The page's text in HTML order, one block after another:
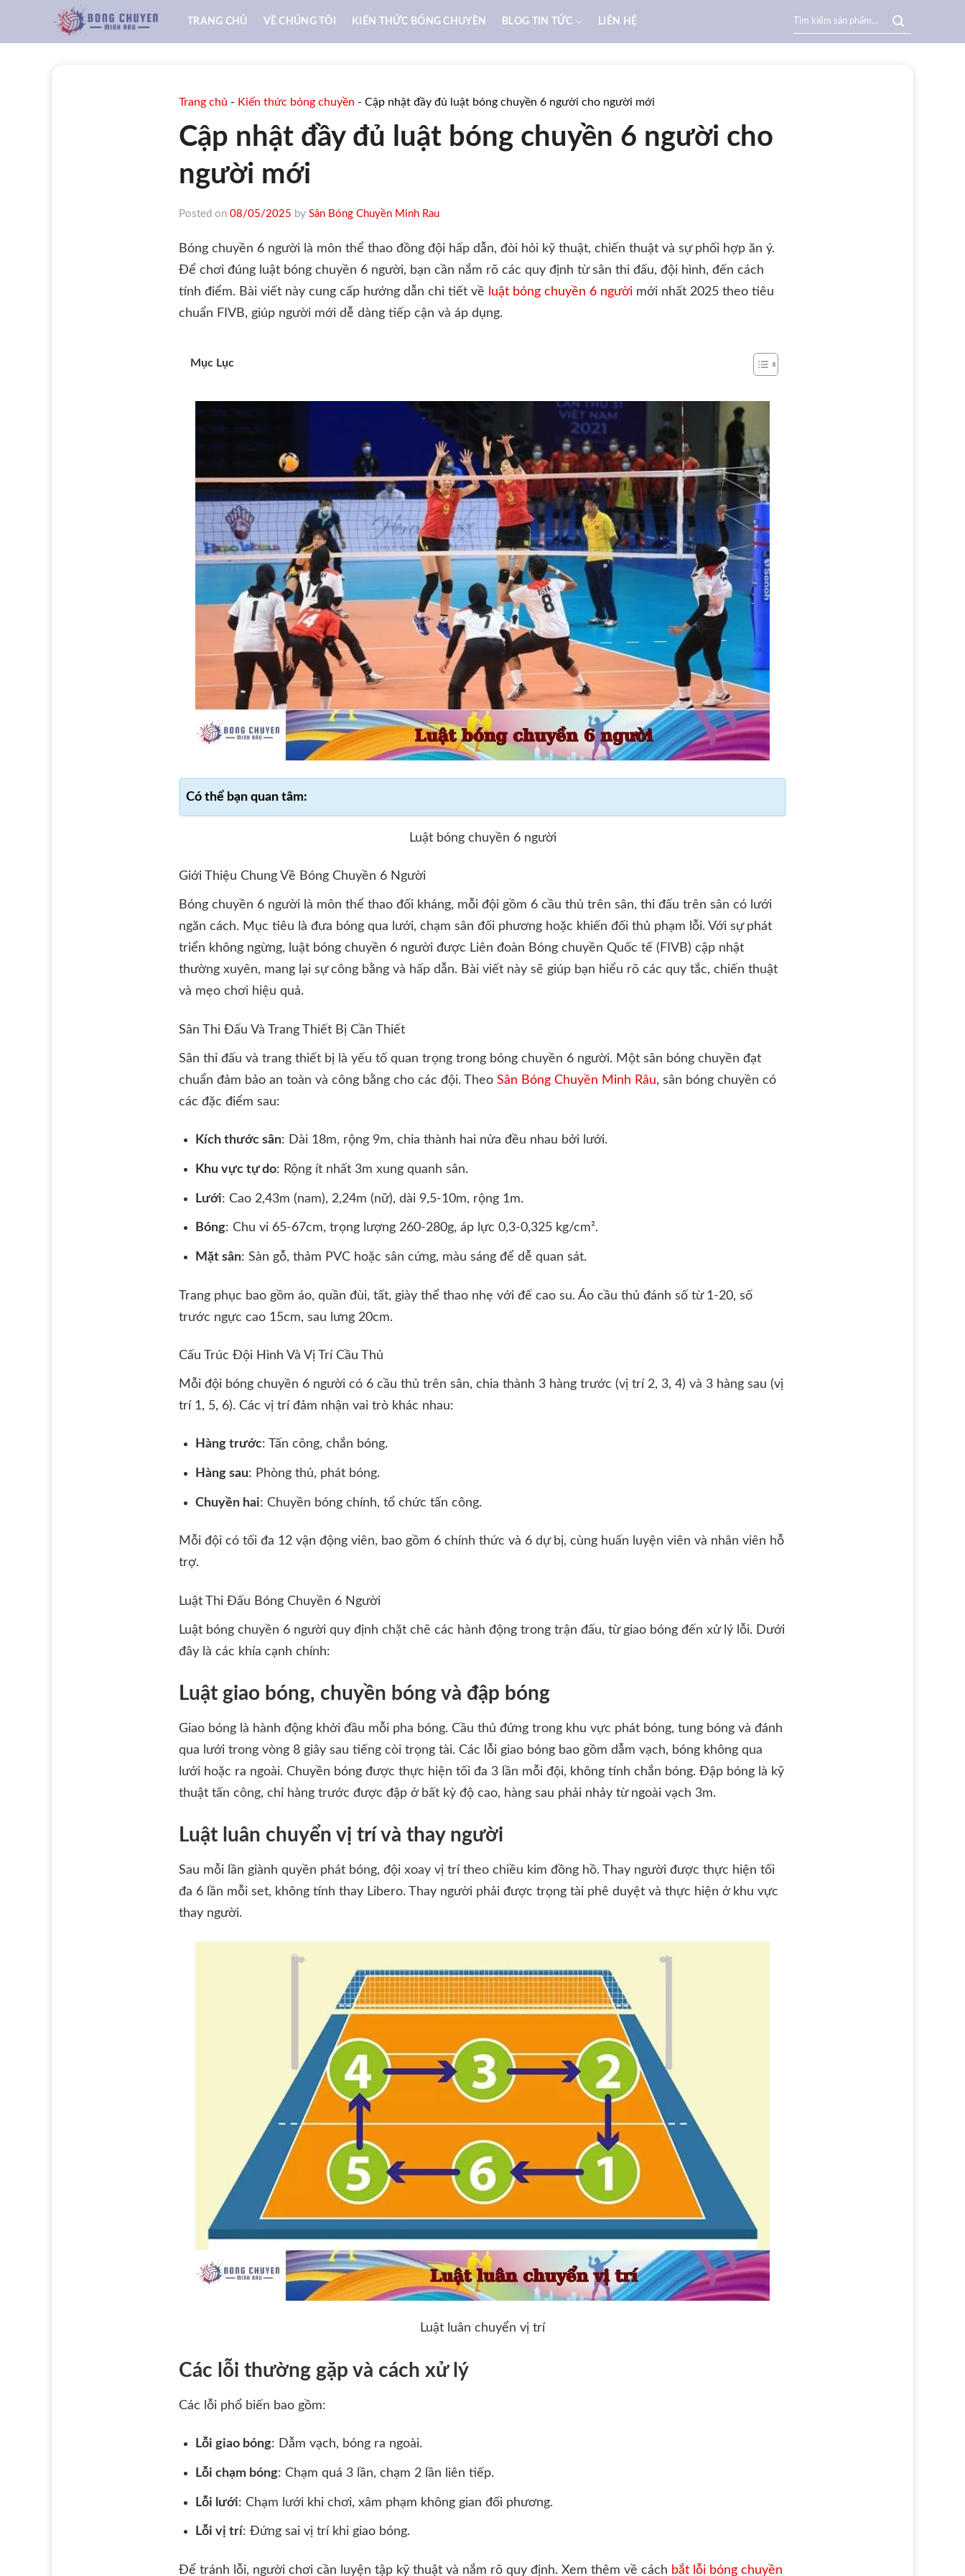
content
TRANG CHỦ VỀ CHÚNG TÔI KIẾN THỨC BÓNG CHUYỀN BLOG TIN TỨC LIÊN HỆ
Search
Trang chủ - Kiến thức bóng chuyền - Cập nhật đầy đủ luật bóng chuyền 6 người cho người mới
Cập nhật đầy đủ luật bóng chuyền 6 người cho
người mới
Posted on 08/05/2025 by Sân Bóng Chuyền Minh Rau
Bóng chuyền 6 người là môn thể thao đồng đội hấp dẫn, đòi hỏi kỹ thuật, chiến thuật và sự phối hợp ăn ý.
Để chơi đúng luật bóng chuyền 6 người, bạn cần nắm rõ các quy định từ sân thi đấu, đội hình, đến cách
tính điểm. Bài viết này cung cấp hướng dẫn chi tiết về
luật bóng chuyền 6 người mới nhất 2025 theo tiêu
chuẩn FIVB, giúp người mới dễ dàng tiếp cận và áp dụng.
Mục Lục
Luật bóng chuyền 6 người
Giới Thiệu Chung Về Bóng Chuyền 6 Người
Bóng chuyền 6 người là môn thể thao đối kháng, mỗi đội gồm 6 cầu thủ trên sân, thi đấu trên sân có lưới
ngăn cách. Mục tiêu là đưa bóng qua lưới, chạm sân đối phương hoặc khiến đối thủ phạm lỗi. Với sự phát
triển không ngừng, luật bóng chuyền 6 người được Liên đoàn Bóng chuyền Quốc tế (FIVB) cập nhật
thường xuyên, mang lại sự công bằng và hấp dẫn. Bài viết này sẽ giúp bạn hiểu rõ các quy tắc, chiến thuật
và mẹo chơi hiệu quả.
Sân Thi Đấu Và Trang Thiết Bị Cần Thiết
Sân thi đấu và trang thiết bị là yếu tố quan trọng trong bóng chuyền 6 người. Một sân bóng chuyền đạt
chuẩn đảm bảo an toàn và công bằng cho các đội. Theo Sân Bóng Chuyền Minh Râu, sân bóng chuyền có
các đặc điểm sau:
Kích thước sân: Dài 18m, rộng 9m, chia thành hai nửa đều nhau bởi lưới.
Khu vực tự do: Rộng ít nhất 3m xung quanh sân.
Lưới: Cao 2,43m (nam), 2,24m (nữ), dài 9,5-10m, rộng 1m.
Bóng: Chu vi 65-67cm, trọng lượng 260-280g, áp lực 0,3-0,325 kg/cm².
Mặt sân: Sàn gỗ, thảm PVC hoặc sân cứng, màu sáng để dễ quan sát.
Trang phục bao gồm áo, quần đùi, tất, giày thể thao nhẹ với đế cao su. Áo cầu thủ đánh số từ 1-20, số
trước ngực cao 15cm, sau lưng 20cm.
Cấu Trúc Đội Hình Và Vị Trí Cầu Thủ
Mỗi đội bóng chuyền 6 người có 6 cầu thủ trên sân, chia thành 3 hàng trước (vị trí 2, 3, 4) và 3 hàng sau (vị
trí 1, 5, 6). Các vị trí đảm nhận vai trò khác nhau:
Hàng trước: Tấn công, chắn bóng.
Hàng sau: Phòng thủ, phát bóng.
Chuyền hai: Chuyền bóng chính, tổ chức tấn công.
Mỗi đội có tối đa 12 vận động viên, bao gồm 6 chính thức và 6 dự bị, cùng huấn luyện viên và nhân viên hỗ
trợ.
Luật Thi Đấu Bóng Chuyền 6 Người
Luật bóng chuyền 6 người quy định chặt chẽ các hành động trong trận đấu, từ giao bóng đến xử lý lỗi. Dưới
đây là các khía cạnh chính:
Luật giao bóng, chuyền bóng và đập bóng
Giao bóng là hành động khởi đầu mỗi pha bóng. Cầu thủ đứng trong khu vực phát bóng, tung bóng và đánh
qua lưới trong vòng 8 giây sau tiếng còi trọng tài. Các lỗi giao bóng bao gồm dẫm vạch, bóng không qua
lưới hoặc ra ngoài. Chuyền bóng được thực hiện tối đa 3 lần mỗi đội, không tính chắn bóng. Đập bóng là kỹ
thuật tấn công, chỉ hàng trước được đập ở bất kỳ độ cao, hàng sau phải nhảy từ ngoài vạch 3m.
Luật luân chuyển vị trí và thay người
Sau mỗi lần giành quyền phát bóng, đội xoay vị trí theo chiều kim đồng hồ. Thay người được thực hiện tối
đa 6 lần mỗi set, không tính thay Libero. Thay người phải được trọng tài phê duyệt và thực hiện ở khu vực
thay người.
Luật luân chuyển vị trí
Các lỗi thường gặp và cách xử lý
Các lỗi phổ biến bao gồm:
Lỗi giao bóng: Dẫm vạch, bóng ra ngoài.
Lỗi chạm bóng: Chạm quá 3 lần, chạm 2 lần liên tiếp.
Lỗi lưới: Chạm lưới khi chơi, xâm phạm không gian đối phương.
Lỗi vị trí: Đứng sai vị trí khi giao bóng.
Để tránh lỗi, người chơi cần luyện tập kỹ thuật và nắm rõ quy định. Xem thêm về cách bắt lỗi bóng chuyền